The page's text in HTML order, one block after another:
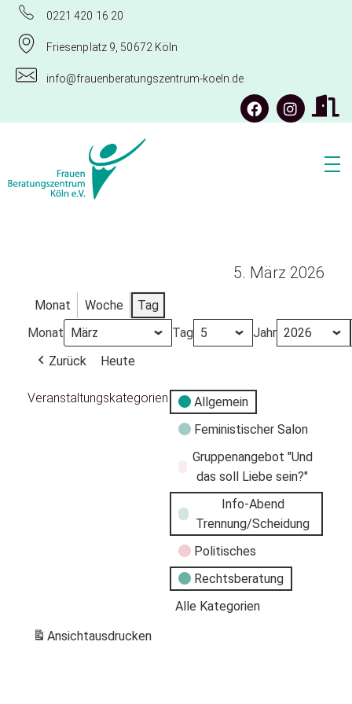
0221 420 16 20
Friesenplatz 9, 50672 Köln
info@frauenberatungszentrum-koeln.de
5. März 2026
Monat Woche
Tag
Monat
Tag
Jahr
Zurück
Heute
Veranstaltungskategorien
Allgemein
Feministischer Salon
Gruppenangebot "Und
das soll Liebe sein?"
Info-Abend
Trennung/Scheidung
Politisches
Rechtsberatung
Alle Kategorien
Ansichtausdrucken